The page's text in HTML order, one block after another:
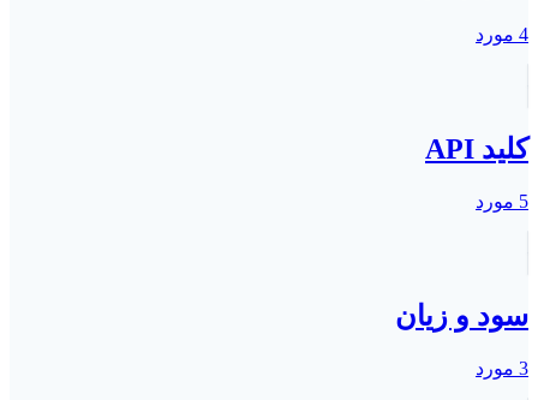
4 مورد
کلید API
5 مورد
سود و زیان
3 مورد